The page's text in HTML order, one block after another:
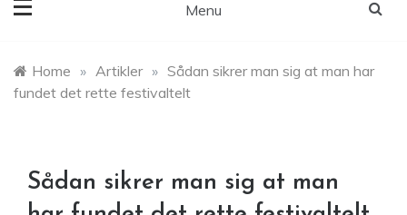
Menu
Home » Artikler » Sådan sikrer man sig at man har
fundet det rette festivaltelt
Sådan sikrer man sig at man